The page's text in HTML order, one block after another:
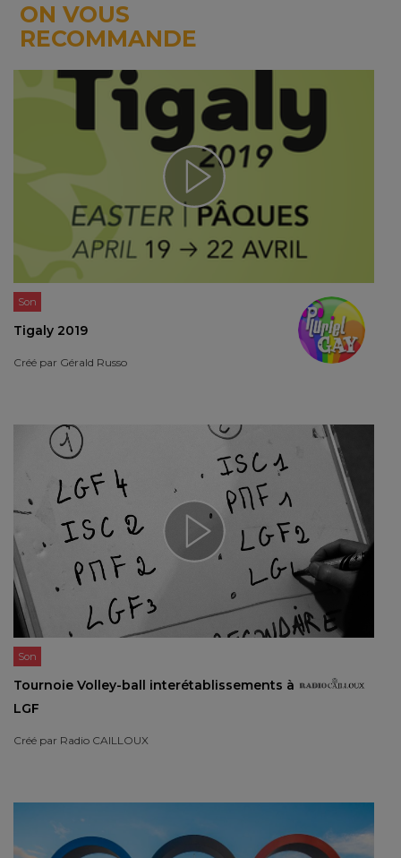
ON VOUS
RECOMMANDE
Son
Tigaly 2019
Créé par Gérald Russo
Son
Tournoie Volley-ball interétablissements à
LGF
Créé par Radio CAILLOUX